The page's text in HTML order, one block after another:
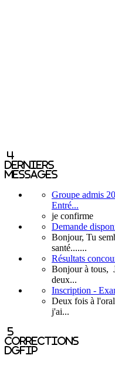
4
derniers
messages
Groupe admis
Entré...
je confirme
Demande
Bonjour, Tu
santé.......
Résultats
Bonjour à tous,
deux...
Inscription -
Deux fois à
j'ai...
5
corrections
DGFIP